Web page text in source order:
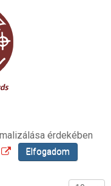
érdekében
Elfogadom